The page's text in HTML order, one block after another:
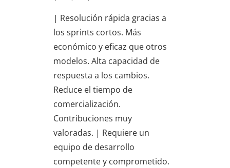
| Resolución rápida gracias a
los sprints cortos. Más
económico y eficaz que otros
modelos. Alta capacidad de
respuesta a los cambios.
Reduce el tiempo de
comercialización.
Contribuciones muy
valoradas. | Requiere un
equipo de desarrollo
competente y comprometido.